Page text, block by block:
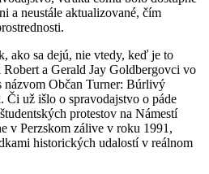
a neustále aktualizované, čím
ako sa dejú, nie vtedy, keď je to
Robert a Gerald Jay Goldbergovci vo
Občan Turner: Búrlivý
Či už išlo o spravodajstvo o páde
protestov na Námestí
v Perzskom zálive v roku 1991,
historických udalostí v reálnom